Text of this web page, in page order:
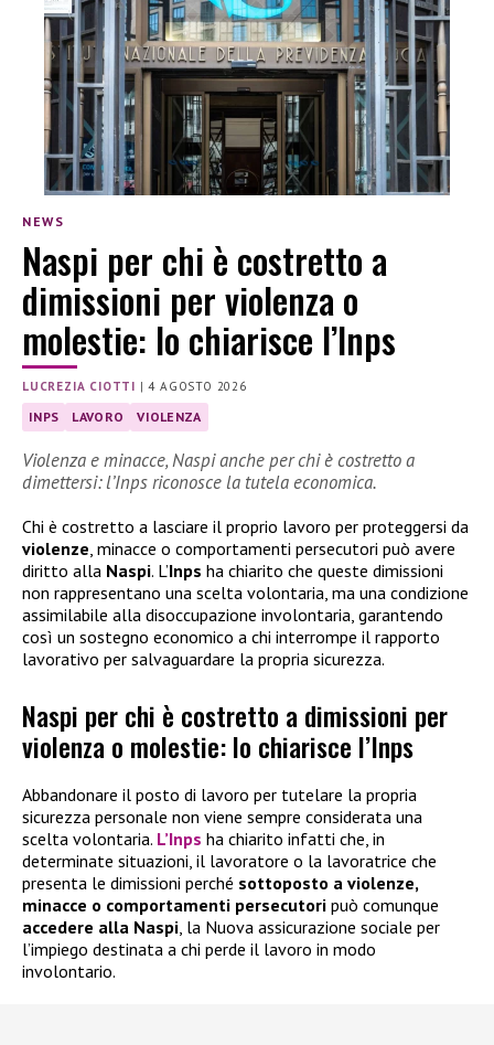
NEWS
Naspi per chi è costretto a
dimissioni per violenza o
molestie: lo chiarisce l’Inps
LUCREZIA CIOTTI |4 AGOSTO 2026
INPS LAVORO VIOLENZA
Violenza e minacce, Naspi anche per chi è costretto a
dimettersi: l’Inps riconosce la tutela economica.
Chi è costretto a lasciare il proprio lavoro per proteggersi da
violenze, minacce o comportamenti persecutori può avere
diritto alla Naspi. L’Inps ha chiarito che queste dimissioni
non rappresentano una scelta volontaria, ma una condizione
assimilabile alla disoccupazione involontaria, garantendo
così un sostegno economico a chi interrompe il rapporto
lavorativo per salvaguardare la propria sicurezza.
Naspi per chi è costretto a dimissioni per
violenza o molestie: lo chiarisce l’Inps
Abbandonare il posto di lavoro per tutelare la propria
sicurezza personale non viene sempre considerata una
scelta volontaria. L’Inps ha chiarito infatti che, in
determinate situazioni, il lavoratore o la lavoratrice che
presenta le dimissioni perché sottoposto a violenze,
minacce o comportamenti persecutori può comunque
accedere alla Naspi , la Nuova assicurazione sociale per
l’impiego destinata a chi perde il lavoro in modo
involontario.